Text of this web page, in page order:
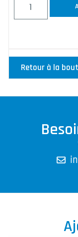
Retour à la